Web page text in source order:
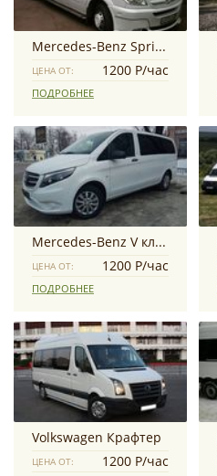
Mercedes-Benz Sprinter
ЦЕНА ОТ: 1200 Р/час
ПОДРОБНЕЕ
Mercedes-Benz V класс
ЦЕНА ОТ: 1200 Р/час
ПОДРОБНЕЕ
Volkswagen Крафтер
ЦЕНА ОТ: 1200 Р/час